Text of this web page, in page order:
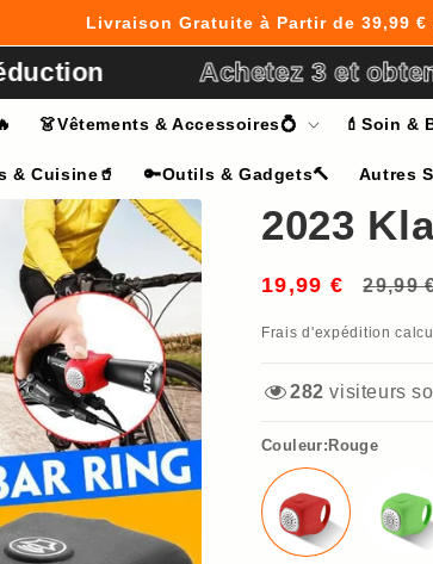
Livraison Gratuite à Partir de 39,99
Achetez 3 et obtenez
👗Vêtements & Accessoires💍 💄Soin &
& Cuisine🥤 🔑Outils & Gadgets🔨 Autres
2023
19,99 €
Prix
29,99
Frais d'expédition
282 visiteurs
Couleur:Rouge